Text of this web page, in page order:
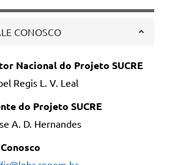
CONOSCO
Nacional do Projeto SUCRE
Regis L. V. Leal
do Projeto SUCRE
A. D. Hernandes